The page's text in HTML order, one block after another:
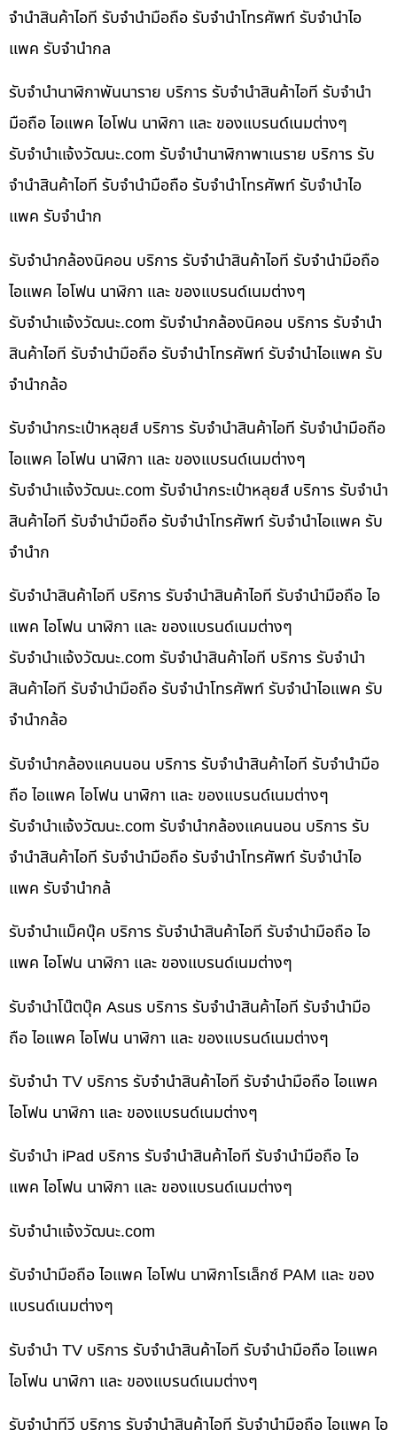
จำนำสินค้าไอที รับจำนำมือถือ รับจำนำโทรศัพท์ รับจำนำไอ
แพค รับจำนำกล
รับจำนำนาฬิกาพันนาราย บริการ รับจำนำสินค้าไอที รับจำนำ
มือถือ ไอแพค ไอโฟน นาฬิกา และ ของแบรนด์เนมต่างๆ
รับจํานําแจ้งวัฒนะ.com รับจำนำนาฬิกาพาเนราย บริการ รับ
จำนำสินค้าไอที รับจำนำมือถือ รับจำนำโทรศัพท์ รับจำนำไอ
แพค รับจำนำก
รับจำนำกล้องนิคอน บริการ รับจำนำสินค้าไอที รับจำนำมือถือ
ไอแพค ไอโฟน นาฬิกา และ ของแบรนด์เนมต่างๆ
รับจํานําแจ้งวัฒนะ.com รับจำนำกล้องนิคอน บริการ รับจำนำ
สินค้าไอที รับจำนำมือถือ รับจำนำโทรศัพท์ รับจำนำไอแพค รับ
จำนำกล้อ
รับจำนำกระเป๋าหลุยส์ บริการ รับจำนำสินค้าไอที รับจำนำมือถือ
ไอแพค ไอโฟน นาฬิกา และ ของแบรนด์เนมต่างๆ
รับจํานําแจ้งวัฒนะ.com รับจำนำกระเป๋าหลุยส์ บริการ รับจำนำ
สินค้าไอที รับจำนำมือถือ รับจำนำโทรศัพท์ รับจำนำไอแพค รับ
จำนำก
รับจำนำสินค้าไอที บริการ รับจำนำสินค้าไอที รับจำนำมือถือ ไอ
แพค ไอโฟน นาฬิกา และ ของแบรนด์เนมต่างๆ
รับจํานําแจ้งวัฒนะ.com รับจำนำสินค้าไอที บริการ รับจำนำ
สินค้าไอที รับจำนำมือถือ รับจำนำโทรศัพท์ รับจำนำไอแพค รับ
จำนำกล้อ
รับจำนำกล้องแคนนอน บริการ รับจำนำสินค้าไอที รับจำนำมือ
ถือ ไอแพค ไอโฟน นาฬิกา และ ของแบรนด์เนมต่างๆ
รับจํานําแจ้งวัฒนะ.com รับจำนำกล้องแคนนอน บริการ รับ
จำนำสินค้าไอที รับจำนำมือถือ รับจำนำโทรศัพท์ รับจำนำไอ
แพค รับจำนำกล้
รับจำนำแม็คบุ๊ค บริการ รับจำนำสินค้าไอที รับจำนำมือถือ ไอ
แพค ไอโฟน นาฬิกา และ ของแบรนด์เนมต่างๆ
รับจำนำโน๊ตบุ๊ค Asus บริการ รับจำนำสินค้าไอที รับจำนำมือ
ถือ ไอแพค ไอโฟน นาฬิกา และ ของแบรนด์เนมต่างๆ
รับจำนำ TV บริการ รับจำนำสินค้าไอที รับจำนำมือถือ ไอแพค
ไอโฟน นาฬิกา และ ของแบรนด์เนมต่างๆ
รับจำนำ iPad บริการ รับจำนำสินค้าไอที รับจำนำมือถือ ไอ
แพค ไอโฟน นาฬิกา และ ของแบรนด์เนมต่างๆ
รับจํานําแจ้งวัฒนะ.com
รับจำนำมือถือ ไอแพค ไอโฟน นาฬิกาโรเล็กซ์ PAM และ ของ
แบรนด์เนมต่างๆ
รับจำนำ TV บริการ รับจำนำสินค้าไอที รับจำนำมือถือ ไอแพค
ไอโฟน นาฬิกา และ ของแบรนด์เนมต่างๆ
รับจำนำทีวี บริการ รับจำนำสินค้าไอที รับจำนำมือถือ ไอแพค ไอ